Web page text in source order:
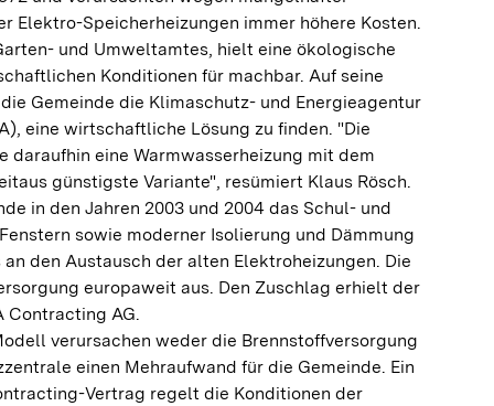
Elektro-Speicherheizungen immer höhere Kosten.
und Umweltamtes, hielt eine ökologische
Konditionen für machbar. Auf seine
Gemeinde die Klimaschutz- und Energieagentur
eine wirtschaftliche Lösung zu finden. "Die
daraufhin eine Warmwasserheizung mit dem
günstigste Variante", resümiert Klaus Rösch.
in den Jahren 2003 und 2004 das Schul- und
sowie moderner Isolierung und Dämmung
den Austausch der alten Elektroheizungen. Die
europaweit aus. Den Zuschlag erhielt der
Contracting AG.
verursachen weder die Brennstoffversorgung
einen Mehraufwand für die Gemeinde. Ein
Vertrag regelt die Konditionen der